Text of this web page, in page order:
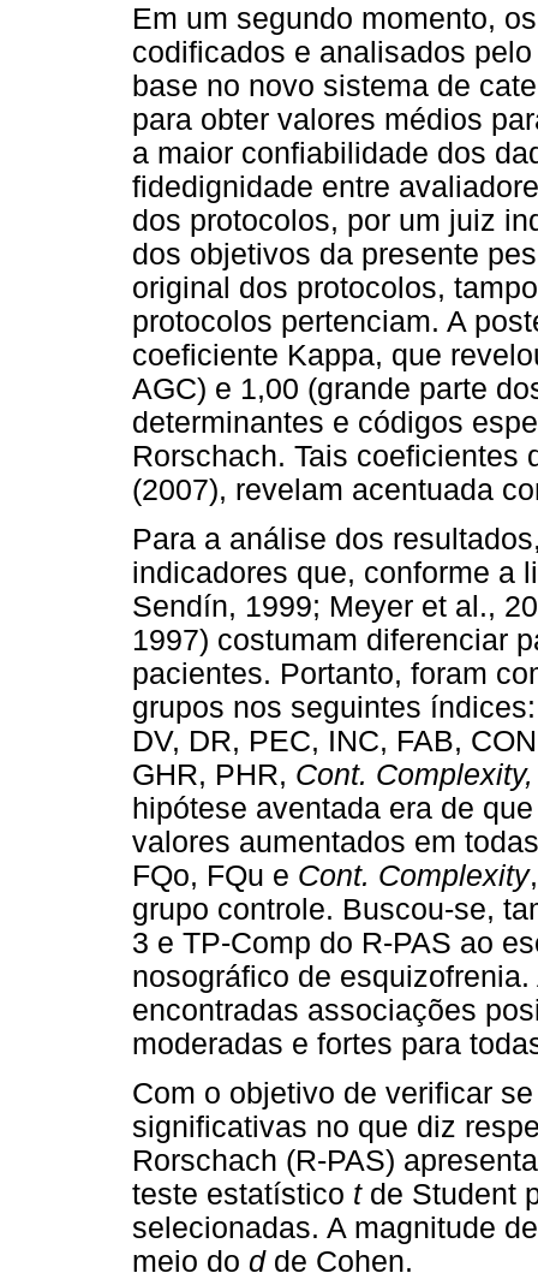
Em um segundo momento,
codificados e analisados
base no novo sistema de
para obter valores médios
a maior confiabilidade dos
fidedignidade entre
dos protocolos, por um juiz
dos objetivos da presente
original dos protocolos,
protocolos pertenciam. A
coeficiente Kappa, que
AGC) e 1,00 (grande parte
determinantes e códigos
Rorschach. Tais coeficientes
(2007), revelam acentuada
Para a análise dos
indicadores que, conforme a
Sendín, 1999; Meyer et al.,
1997) costumam diferenciar
pacientes. Portanto, foram
grupos nos seguintes
DV, DR, PEC, INC, FAB,
GHR, PHR, Cont.
hipótese aventada era de
valores aumentados em
FQo, FQu e Cont. Complexity
grupo controle. Buscou-se,
3 e TP-Comp do R-PAS ao
nosográfico de
encontradas associações
moderadas e fortes para
Com o objetivo de verificar
significativas no que diz
Rorschach (R-PAS)
teste estatístico tde Student
selecionadas. A magnitude
meio do dde Cohen.